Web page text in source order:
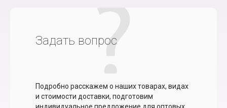
Задать вопрос
Подробно расскажем о наших товарах, видах
и стоимости доставки, подготовим